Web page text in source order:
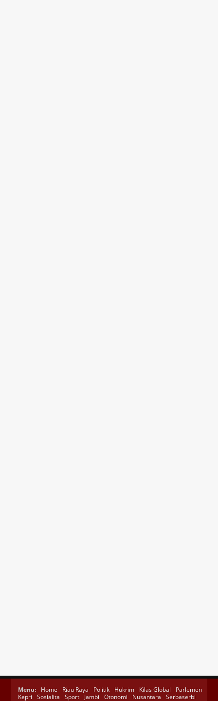
Menu: Home Riau Raya Politik Hukrim Kilas Global
Parlemen
Kepri
Sosialita Sport Jambi Otonomi Nusantara Serbaserbi